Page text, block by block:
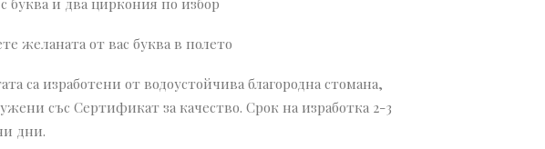
буква и два циркония по избор
желаната от вас буква в полето
са изработени от водоустойчива благородна стомана,
със Сертификат за качество. Срок на изработка 2-3
дни.